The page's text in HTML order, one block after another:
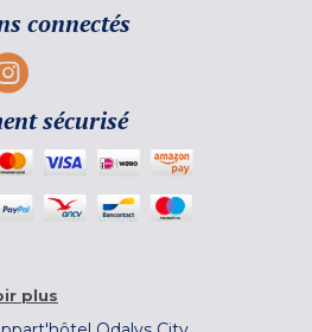
connectés
sécurisé
plus